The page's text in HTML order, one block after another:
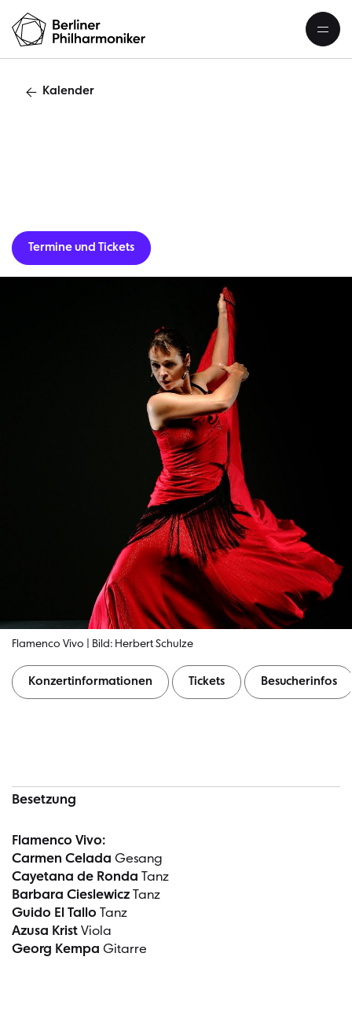
Kalender
Termine und Tickets
Flamenco Vivo | Bild: Herbert Schulze
Konzertinformationen Tickets Besucherinfos
Besetzung
Flamenco Vivo:
Carmen Celada Gesang
Cayetana de Ronda Tanz
Barbara Cieslewicz Tanz
Guido El Tallo Tanz
Azusa Krist Viola
Georg Kempa Gitarre